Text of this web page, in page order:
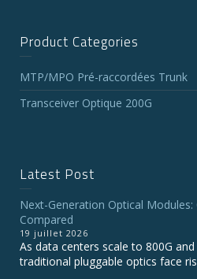
Product Categories
MTP/MPO Pré-raccordées Trunk
Transceiver Optique 200G
Latest Post
Next-Generation Optical Modules:
Compared
19 juillet 2026
As data centers scale to 800G
traditional pluggable optics face